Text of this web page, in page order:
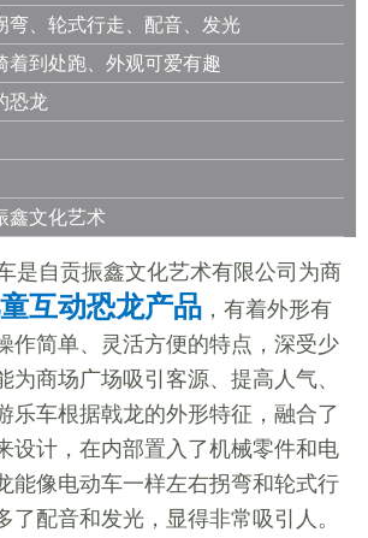
弯、轮式行走、配音、发光
着到处跑、外观可爱有趣
恐龙
鑫文化艺术
是自贡振鑫文化艺术有限公司为商
互动恐龙产品，有着外形有
作简单、灵活方便的特点，深受少
为商场广场吸引客源、提高人气、
乐车根据戟龙的外形特征，融合了
设计，在内部置入了机械零件和电
能像电动车一样左右拐弯和轮式行
了配音和发光，显得非常吸引人。